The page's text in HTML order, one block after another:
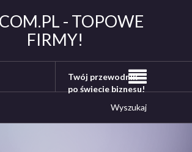
- TOPOWE
FIRMY!
Twój przewodnik
po świecie biznesu!